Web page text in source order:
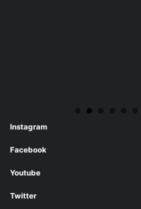
Instagram
Facebook
Youtube
Twitter